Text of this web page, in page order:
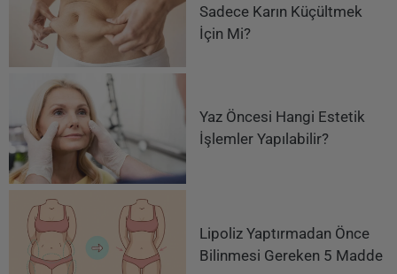
Sadece Karın Küçültmek
İçin Mi?
Yaz Öncesi Hangi Estetik
İşlemler Yapılabilir?
Lipoliz Yaptırmadan Önce
Bilinmesi Gereken 5 Madde